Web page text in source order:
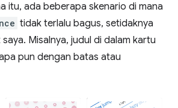
itu, ada beberapa skenario di mana
tidak terlalu bagus, setidaknya
Misalnya, judul di dalam kartu
pun dengan batas atau